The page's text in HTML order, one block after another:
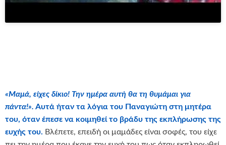
«Μαμά, είχες δίκιο! Την ημέρα αυτή θα τη θυμάμαι για
πάντα!». Αυτά ήταν τα λόγια του Παναγιώτη στη μητέρα
του, όταν έπεσε να κοιμηθεί το βράδυ της εκπλήρωσης της
ευχής του. Βλέπετε, επειδή οι μαμάδες είναι σοφές, του είχε